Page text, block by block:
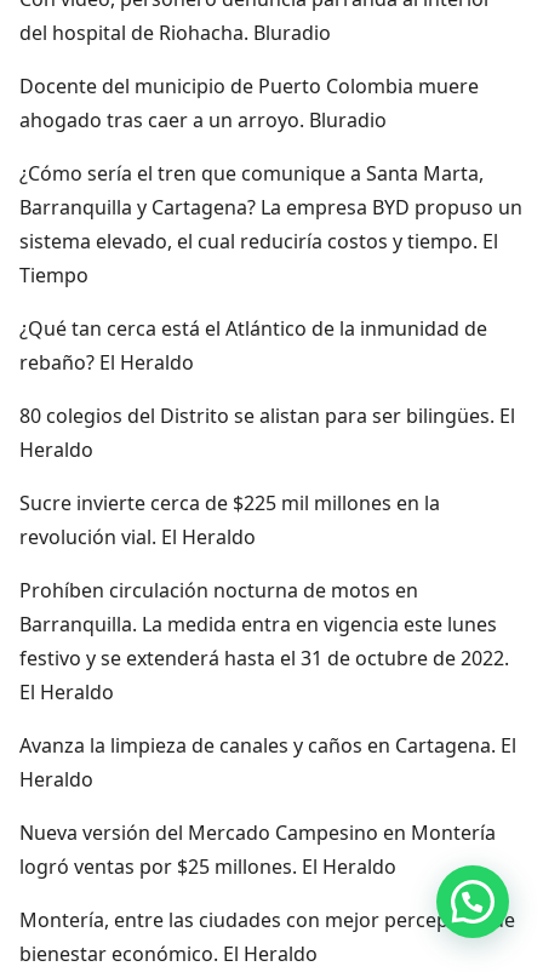
del hospital de Riohacha. Bluradio
Docente del municipio de Puerto Colombia muere
ahogado tras caer a un arroyo. Bluradio
¿Cómo sería el tren que comunique a Santa Marta,
Barranquilla y Cartagena? La empresa BYD propuso un
sistema elevado, el cual reduciría costos y tiempo. El
Tiempo
¿Qué tan cerca está el Atlántico de la inmunidad de
rebaño? El Heraldo
80 colegios del Distrito se alistan para ser bilingües. El
Heraldo
Sucre invierte cerca de $225 mil millones en la
revolución vial. El Heraldo
Prohíben circulación nocturna de motos en
Barranquilla. La medida entra en vigencia este lunes
festivo y se extenderá hasta el 31 de octubre de 2022.
El Heraldo
Avanza la limpieza de canales y caños en Cartagena. El
Heraldo
Nueva versión del Mercado Campesino en Montería
logró ventas por $25 millones. El Heraldo
Montería, entre las ciudades con mejor percepción de
bienestar económico. El Heraldo